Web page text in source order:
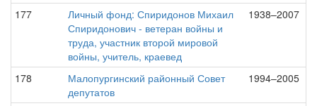
177
Личный фонд: Спиридонов Михаил
Спиридонович - ветеран войны и
труда, участник второй мировой
войны, учитель, краевед
1938–2007
178
Малопургинский районный Совет
депутатов
1994–2005